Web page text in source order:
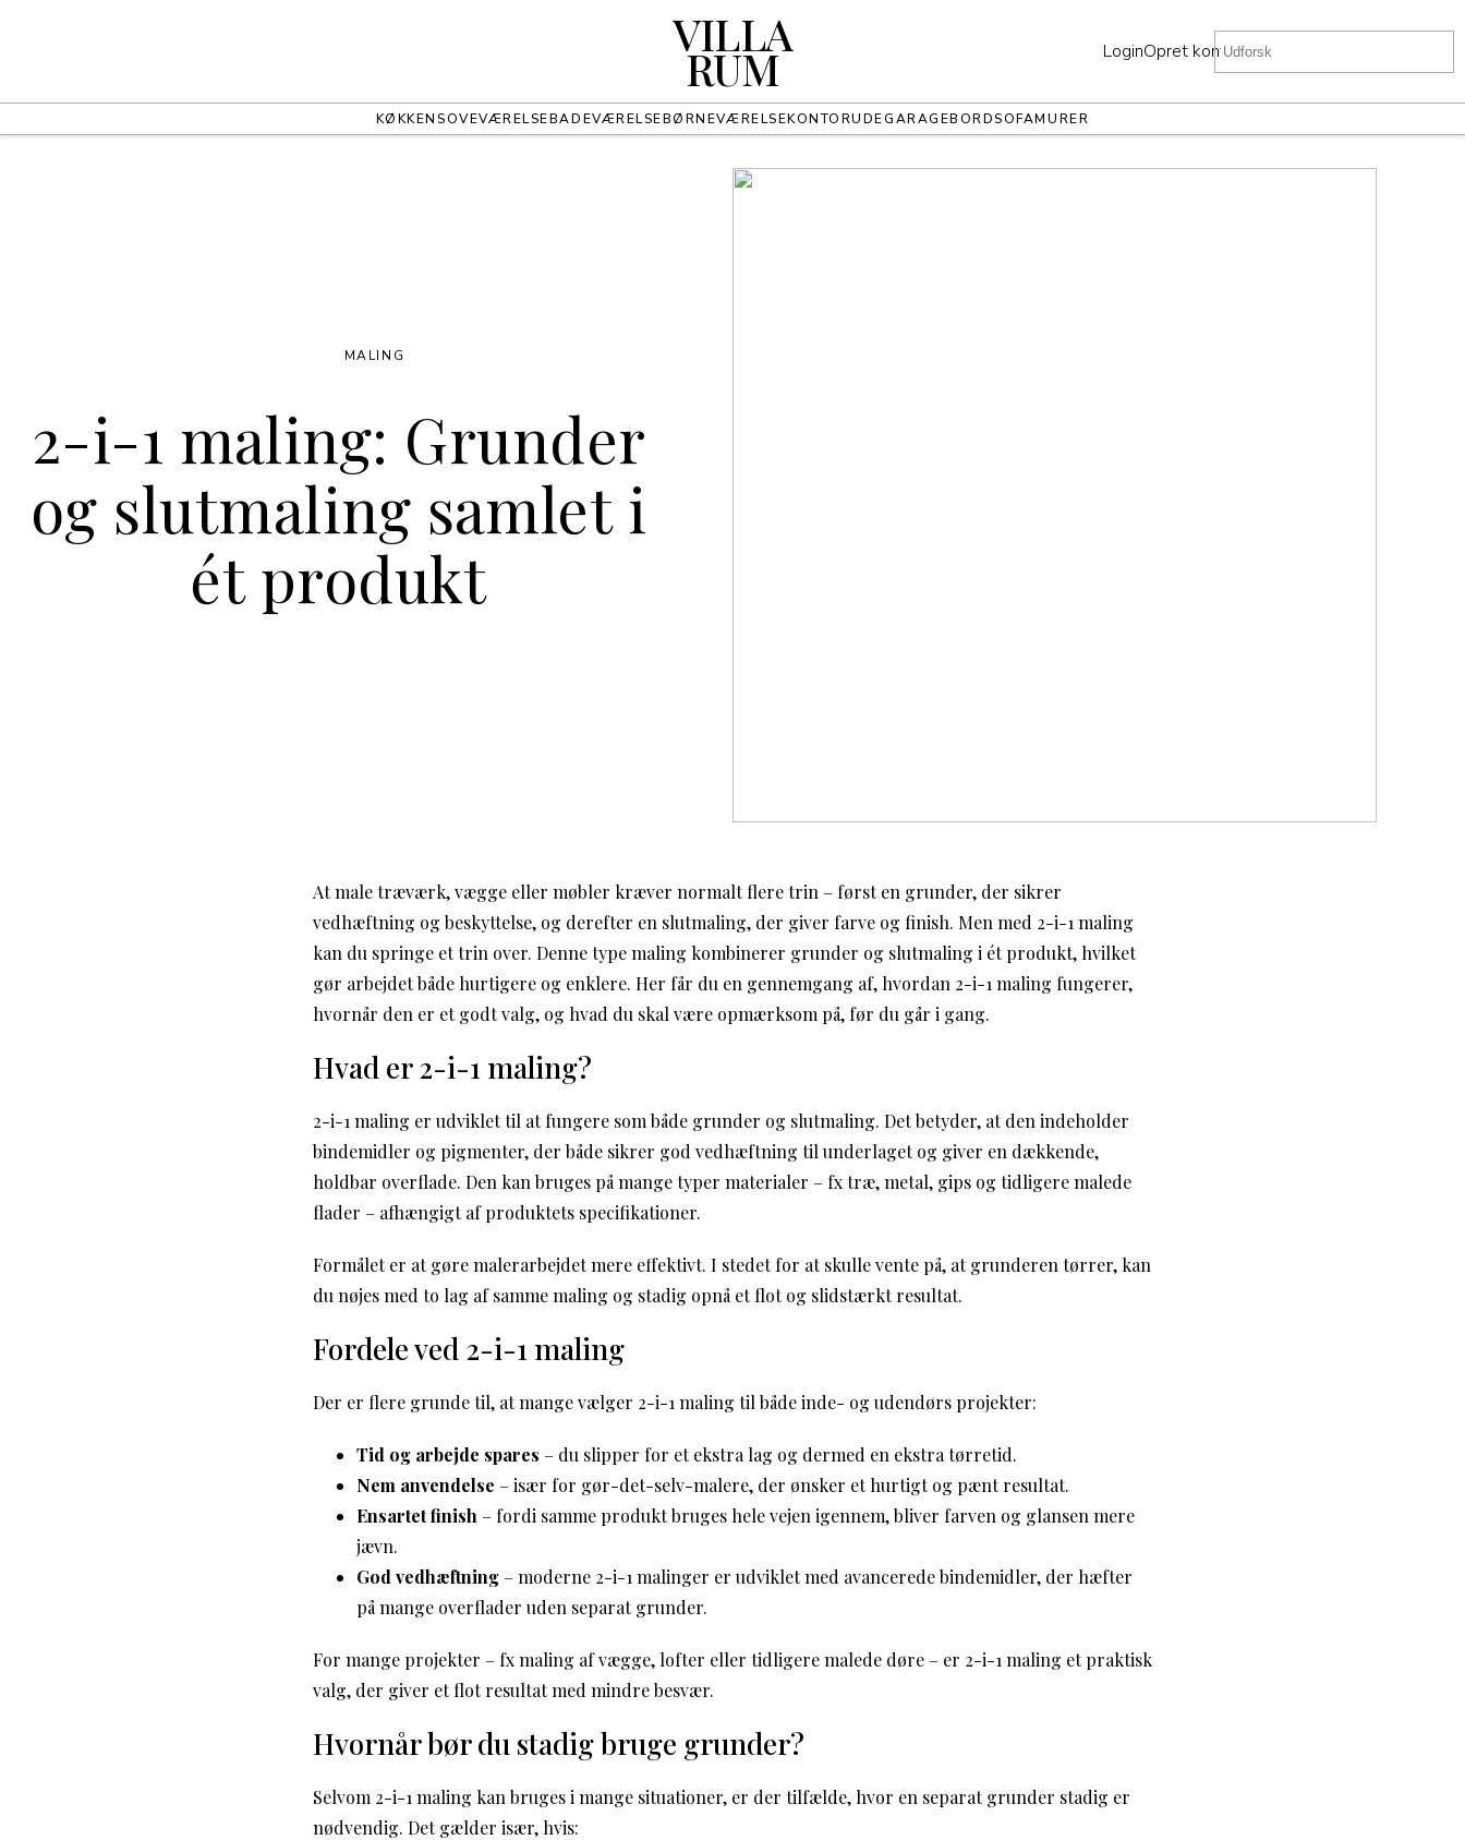
VILLA
RUM LoginOpret konto
KØKKENSOVEVÆRELSEBADEVÆRELSEBØRNEVÆRELSEKONTORUDEGARAGEBORDSOFAMURER
2-i-1 maling: Grunder
og slutmaling samlet i
ét produkt
MALING
At male træværk, vægge eller møbler kræver normalt flere trin – først en grunder, der sikrer
vedhæftning og beskyttelse, og derefter en slutmaling, der giver farve og finish. Men med 2-i-1 maling
kan du springe et trin over. Denne type maling kombinerer grunder og slutmaling i ét produkt, hvilket
gør arbejdet både hurtigere og enklere. Her får du en gennemgang af, hvordan 2-i-1 maling fungerer,
hvornår den er et godt valg, og hvad du skal være opmærksom på, før du går i gang.
Hvad er 2-i-1 maling?
2-i-1 maling er udviklet til at fungere som både grunder og slutmaling. Det betyder, at den indeholder
bindemidler og pigmenter, der både sikrer god vedhæftning til underlaget og giver en dækkende,
holdbar overflade. Den kan bruges på mange typer materialer – fx træ, metal, gips og tidligere malede
flader – afhængigt af produktets specifikationer.
Formålet er at gøre malerarbejdet mere effektivt. I stedet for at skulle vente på, at grunderen tørrer, kan
du nøjes med to lag af samme maling og stadig opnå et flot og slidstærkt resultat.
Fordele ved 2-i-1 maling
Der er flere grunde til, at mange vælger 2-i-1 maling til både inde- og udendørs projekter:
Tid og arbejde spares – du slipper for et ekstra lag og dermed en ekstra tørretid.
Nem anvendelse – især for gør-det-selv-malere, der ønsker et hurtigt og pænt resultat.
Ensartet finish – fordi samme produkt bruges hele vejen igennem, bliver farven og glansen mere
jævn.
God vedhæftning – moderne 2-i-1 malinger er udviklet med avancerede bindemidler, der hæfter
på mange overflader uden separat grunder.
For mange projekter – fx maling af vægge, lofter eller tidligere malede døre – er 2-i-1 maling et praktisk
valg, der giver et flot resultat med mindre besvær.
Hvornår bør du stadig bruge grunder?
Selvom 2-i-1 maling kan bruges i mange situationer, er der tilfælde, hvor en separat grunder stadig er
nødvendig. Det gælder især, hvis: